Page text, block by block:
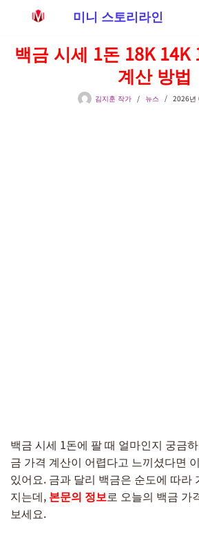
텐
미니 스토리라인
백금 시세 1돈 18K 14K
계산 방법
김지훈 작가 뉴스 2026년
백금 시세 1돈에 팔 때 얼마인지 궁금
금 가격 계산이 어렵다고 느끼셨다면
있어요. 금과 달리 백금은 순도에 따라
지는데, 본문의 정보로 오늘의 백금 가
보세요.